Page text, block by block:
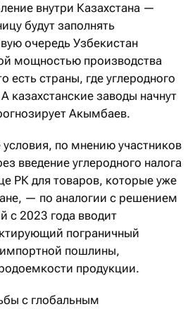
внутри Казахстана —
будут заполнять
очередь Узбекистан
мощностью производства
есть страны, где углеродного
казахстанские заводы начнут
Акымбаев.
по мнению участников
введение углеродного налога
РК для товаров, которые уже
— по аналогии с решением
с 2023 года вводит
пограничный
пошлины,
продукции.
с глобальным